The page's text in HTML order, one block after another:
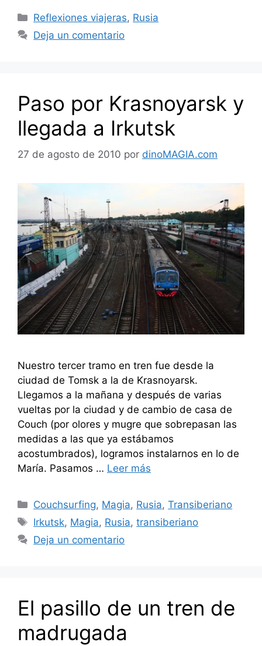
Categorías
Reflexiones viajeras, Rusia
Deja un comentario
Paso por Krasnoyarsk y
llegada a Irkutsk
27 de agosto de 2010 por dinoMAGIA.com
Nuestro tercer tramo en tren fue desde la
ciudad de Tomsk a la de Krasnoyarsk.
Llegamos a la mañana y después de varias
vueltas por la ciudad y de cambio de casa de
Couch (por olores y mugre que sobrepasan las
medidas a las que ya estábamos
acostumbrados), logramos instalarnos en lo de
María. Pasamos … Leer más
Categorías
Couchsurfing, Magia, Rusia,Transiberiano
Etiquetas
Irkutsk, Magia, Rusia,transiberiano
Deja un comentario
El pasillo de un tren de
madrugada